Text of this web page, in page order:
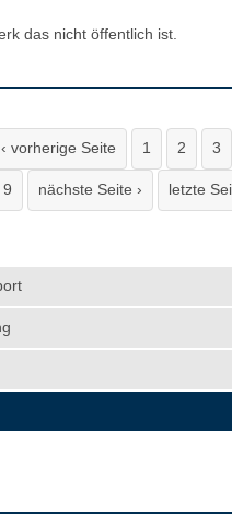
das nicht öffentlich ist.
‹ vorherige Seite 1 2 3
9 nächste Seite › letzte